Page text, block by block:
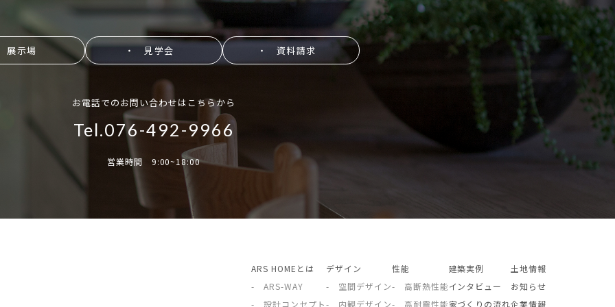
示場 ・ 見学会 ・ 資料請求
お電話でのお問い合わせはこちらから
Tel.076-492-9966
営業時間 9:00~18:00
ARS HOMEとは
- ARS-WAY
- 設計コンセプト
デザイン
- 空間デザイン
- 内観デザイン
性能
- 高断熱性能
- 高耐震性能
建築実例
インタビュー
家づくりの流れ
土地情報
お知らせ
企業情報